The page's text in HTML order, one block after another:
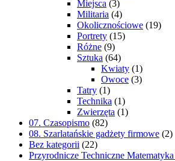
Miejsca (3)
Militaria (4)
Okolicznościowe (19)
Portrety (15)
Różne (9)
Sztuka (64)
Kwiaty (1)
Owoce (3)
Tatry (1)
Technika (1)
Zwierzęta (1)
07. Czasopismo (82)
08. Szarlatańskie gadżety firmowe (2)
Bez kategorii (22)
Przyrodnicze Techniczne